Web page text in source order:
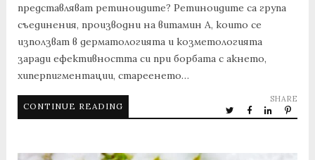
представляват ретиноидите? Ретиноидите са група
съединения, производни на витамин А, които се
използват в дерматологията и козметологията
заради ефективността си при борбата с акнето,
хиперпигментации, стареенето…
CONTINUE READING
SHARE